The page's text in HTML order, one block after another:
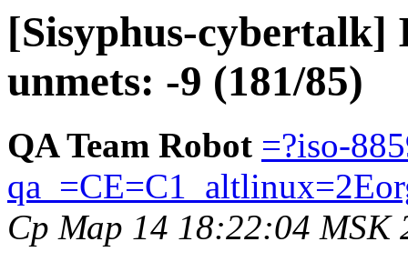
[Sisyphus-cybertalk]
unmets: -9 (181/85)
QA Team Robot =?iso-
Ср Мар 14 18:22:04 MSK